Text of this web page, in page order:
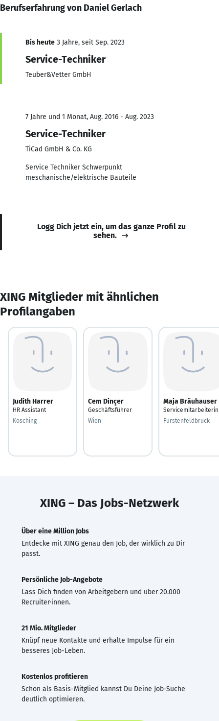
Berufserfahrung von Daniel Gerlach
Bis heute 3 Jahre, seit Sep. 2023
Service-Techniker
Teuber&Vetter GmbH
7 Jahre und 1 Monat, Aug. 2016 - Aug. 2023
Service-Techniker
TiCad GmbH & Co. KG
Service Techniker Schwerpunkt
meschanische/elektrische Bauteile
Logg Dich jetzt ein, um das ganze Profil zu
sehen.
XING Mitglieder mit ähnlichen
Profilangaben
Judith Harrer
HR Assistant
Kösching
Cem Dinçer
Geschäftsführer
Wien
Maja Bräuhauser
Servicemitarbeiterin
Fürstenfeldbruck
XING – Das Jobs-Netzwerk
Über eine Million Jobs
Entdecke mit XING genau den Job, der wirklich zu Dir
passt.
Persönliche Job-Angebote
Lass Dich finden von Arbeitgebern und über 20.000
Recruiter·innen.
21 Mio. Mitglieder
Knüpf neue Kontakte und erhalte Impulse für ein
besseres Job-Leben.
Kostenlos profitieren
Schon als Basis-Mitglied kannst Du Deine Job-Suche
deutlich optimieren.